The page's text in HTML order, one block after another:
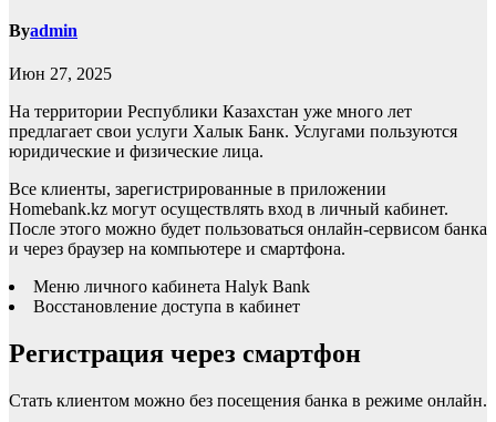
Byadmin
Июн 27, 2025
На территории Республики Казахстан уже много лет
предлагает свои услуги Халык Банк. Услугами пользуются
юридические и физические лица.
Все клиенты, зарегистрированные в приложении
Homebank.kz могут осуществлять вход в личный кабинет.
После этого можно будет пользоваться онлайн-сервисом банка
и через браузер на компьютере и смартфона.
Меню личного кабинета Halyk Bank
Восстановление доступа в кабинет
Регистрация через смартфон
Стать клиентом можно без посещения банка в режиме онлайн.